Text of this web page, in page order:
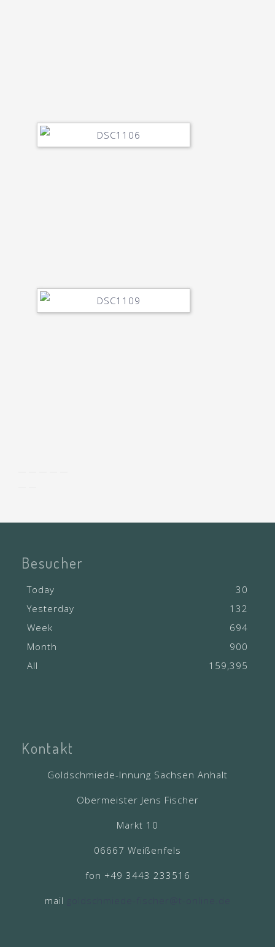
Besucher
Today
30
Yesterday
132
Week
694
Month
900
All
159,395
Kontakt
Goldschmiede-Innung Sachsen Anhalt
Obermeister Jens Fischer
Markt 10
06667 Weißenfels
fon +49 3443 233516
mail